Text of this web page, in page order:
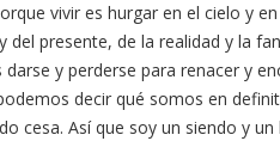
vivir es hurgar en el cielo y
presente, de la realidad y la
darse y perderse para renacer y
decir qué somos en
cesa. Así que soy un siendo y